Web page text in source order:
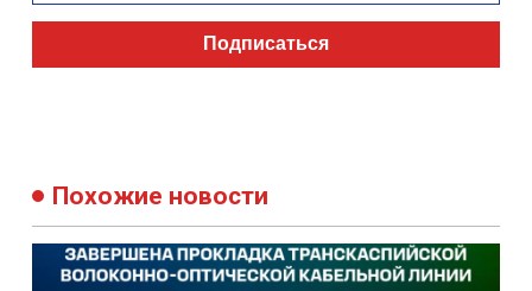
Подписаться
Похожие новости